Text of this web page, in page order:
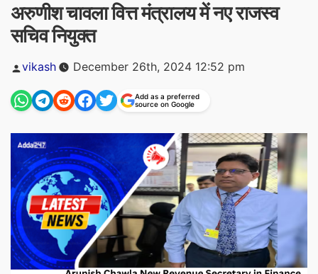
अरुणीश चावला वित्त मंत्रालय में नए राजस्व
सचिव नियुक्त
Posted
vikash December 26th, 2024 12:52 pm
Add as a preferred
source on Google